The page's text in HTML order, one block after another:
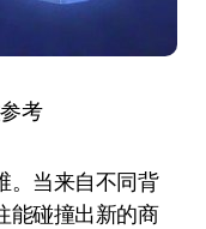
考
。当来自不同背
能碰撞出新的商